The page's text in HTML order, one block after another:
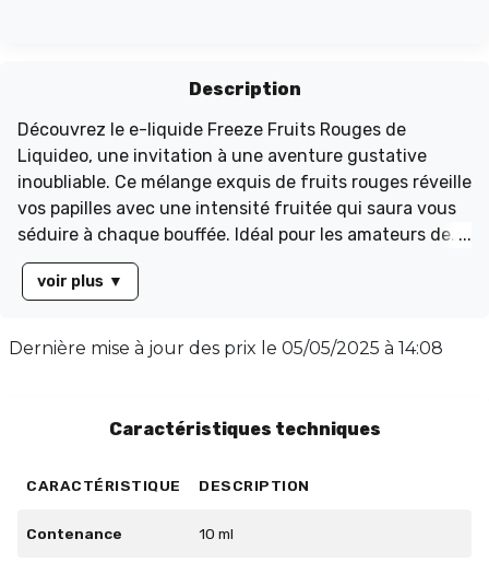
Description
Découvrez le e-liquide Freeze Fruits Rouges de
Liquideo, une invitation à une aventure gustative
inoubliable. Ce mélange exquis de fruits rouges réveille
vos papilles avec une intensité fruitée qui saura vous
séduire à chaque bouffée. Idéal pour les amateurs de
saveurs riches et équilibrées, ce e-liquide est proposé
en flacon de 10 ml, avec un ratio PG/VG de 50/50,
harmonieuse. Laissez-vous tenter par cette explosion
voir plus ▼
Dernière mise à jour des prix le 05/05/2025 à 14:08
Caractéristiques techniques
CARACTÉRISTIQUE DESCRIPTION
Contenance 10 ml